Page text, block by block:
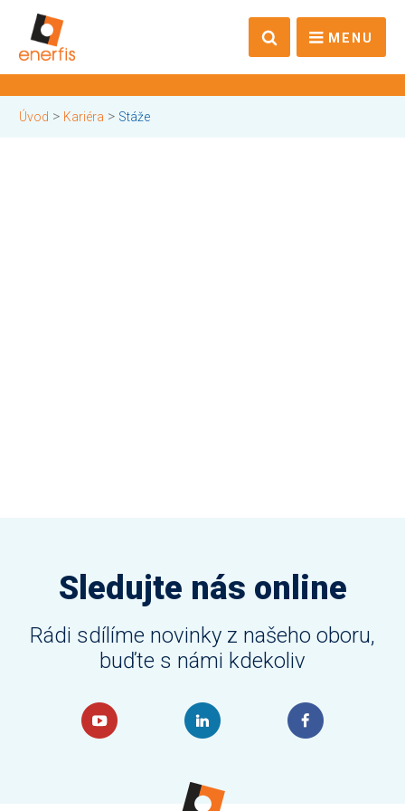
MENU
Úvod > Kariéra > Stáže
Sledujte nás online
Rádi sdílíme novinky z našeho oboru,
buďte s námi kdekoliv